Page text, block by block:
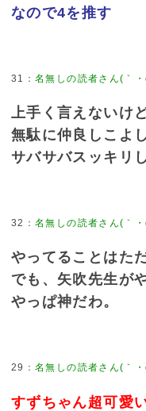
なので4を推す
31 ：名無しの読者さん(｀
上手く言えないけ
無駄に仲良しこよ
サバサバスッキリ
32 ：名無しの読者さん(｀
やってることはた
でも、矢吹先生が
やっぱ神だわ。
29 ：名無しの読者さん(｀
すずちゃん超可愛